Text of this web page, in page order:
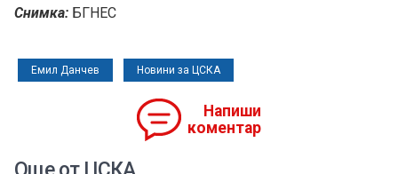
Снимка: БГНЕС
Емил Данчев Новини за ЦСКА
Напиши
коментар